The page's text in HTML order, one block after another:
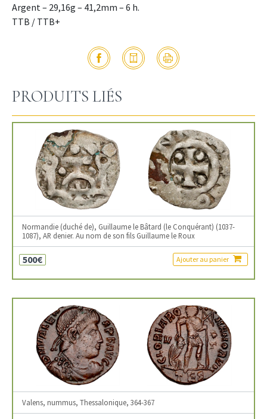
Argent – 29,16g – 41,2mm – 6 h.
TTB / TTB+
PRODUITS LIÉS
Normandie (duché de), Guillaume le Bâtard (le Conquérant) (1037-
1087), AR denier. Au nom de son fils Guillaume le Roux
500€ Ajouter au panier
Valens, nummus, Thessalonique, 364-367